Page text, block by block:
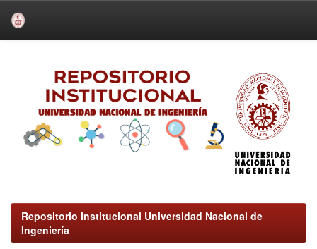
Repositorio Institucional Universidad Nacional de
Ingeniería